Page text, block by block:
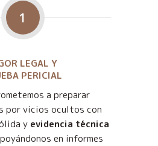
1
LEGAL Y
PERICIAL
a preparar
por vicios ocultos con
y evidencia técnica
en informes